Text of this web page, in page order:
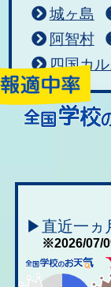
城ヶ島
阿智村
四国カル
▶直近一ヵ
※2026/07/